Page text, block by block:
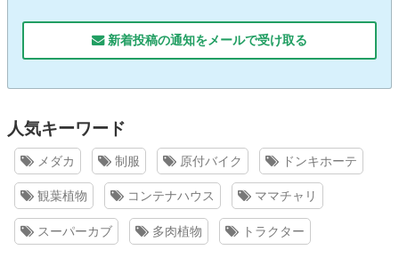
新着投稿の通知をメールで受け取る
人気キーワード
メダカ 制服 原付バイク ドンキホーテ
観葉植物 コンテナハウス ママチャリ
スーパーカブ 多肉植物 トラクター